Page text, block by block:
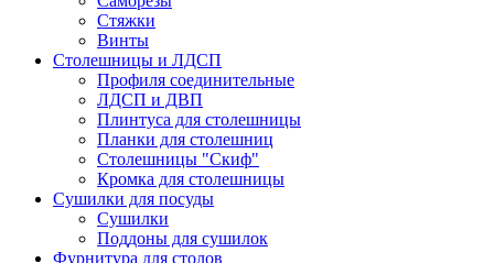
Стяжки
Винты
Столешницы и ЛДСП
Профиля соединительные
ЛДСП и ДВП
Плинтуса для столешницы
Планки для столешниц
Столешницы "Скиф"
Кромка для столешницы
Сушилки для посуды
Сушилки
Поддоны для сушилок
Фурнитура для столов